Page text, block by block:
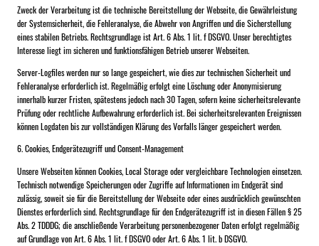
Zweck der Verarbeitung ist die technische Bereitstellung der Webseite, die Gewährleistung
der Systemsicherheit, die Fehleranalyse, die Abwehr von Angriffen und die Sicherstellung
eines stabilen Betriebs. Rechtsgrundlage ist Art. 6 Abs. 1 lit. f DSGVO. Unser berechtigtes
Interesse liegt im sicheren und funktionsfähigen Betrieb unserer Webseiten.
Server-Logfiles werden nur so lange gespeichert, wie dies zur technischen Sicherheit und
Fehleranalyse erforderlich ist. Regelmäßig erfolgt eine Löschung oder Anonymisierung
innerhalb kurzer Fristen, spätestens jedoch nach 30 Tagen, sofern keine sicherheitsrelevante
Prüfung oder rechtliche Aufbewahrung erforderlich ist. Bei sicherheitsrelevanten Ereignissen
können Logdaten bis zur vollständigen Klärung des Vorfalls länger gespeichert werden.
6. Cookies, Endgerätezugriff und Consent-Management
Unsere Webseiten können Cookies, Local Storage oder vergleichbare Technologien einsetzen.
Technisch notwendige Speicherungen oder Zugriffe auf Informationen im Endgerät sind
zulässig, soweit sie für die Bereitstellung der Webseite oder eines ausdrücklich gewünschten
Dienstes erforderlich sind. Rechtsgrundlage für den Endgerätezugriff ist in diesen Fällen § 25
Abs. 2 TDDDG; die anschließende Verarbeitung personenbezogener Daten erfolgt regelmäßig
auf Grundlage von Art. 6 Abs. 1 lit. f DSGVO oder Art. 6 Abs. 1 lit. b DSGVO.